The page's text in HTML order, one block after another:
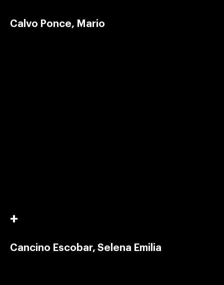
Calvo Ponce, Mario
Cancino Escobar, Selena Emilia